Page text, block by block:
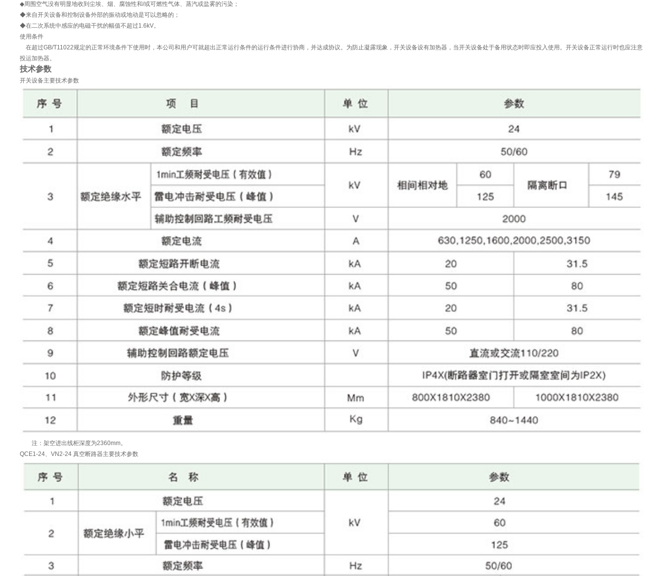
◆周围空气没有明显地收到尘埃、烟、腐蚀性和/或可燃性气体、蒸汽或盐雾的污染；
◆来自开关设备和控制设备外部的振动或地动是可以忽略的；
◆在二次系统中感应的电磁干扰的幅值不超过1.6kV。
使用条件
在超过GB/T11022规定的正常环境条件下使用时，本公司和用户可就超出正常运行条件的运行条件进行协商，并达成协议。为防止凝露现象，开关设备设有加热器，当开关设备处于备用状态时即应投入使用。开关设备正常运行时也应注意
投运加热器。
技术参数
开关设备主要技术参数
注：架空进出线柜深度为2360mm。
QCE1-24、VN2-24 真空断路器主要技术参数